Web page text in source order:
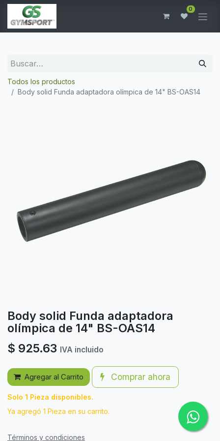
0
Todos los productos
Body solid Funda adaptadora olímpica de 14" BS-OAS14
Body solid Funda adaptadora
olímpica de 14" BS-OAS14
$ 925.63 IVA incluido
Agregar al Carrito Comprar ahora
Solo 1 Pieza disponibles.
Ya agregó 1 Pieza en su carrito.
Términos y condiciones